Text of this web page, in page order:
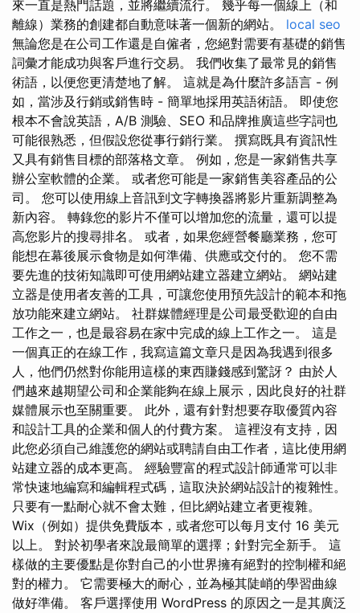
來一直是熱門話題，並將繼續流行。 幾乎每一個線上（和
離線）業務的創建都自動意味著一個新的網站。 local seo
無論您是在公司工作還是自僱者，您絕對需要有基礎的銷售
詞彙才能成功與客戶進行交易。 我們收集了最常見的銷售
術語，以便您更清楚地了解。 這就是為什麼許多語言 - 例
如，當涉及行銷或銷售時 - 簡單地採用英語術語。 即使您
根本不會說英語，A/B 測驗、SEO 和品牌推廣這些字詞也
可能很熟悉，但假設您從事行銷行業。 撰寫既具有資訊性
又具有銷售目標的部落格文章。 例如，您是一家銷售共享
辦公室軟體的企業。 或者您可能是一家銷售美容產品的公
司。 您可以使用線上音訊到文字轉換器將影片重新調整為
新內容。 轉錄您的影片不僅可以增加您的流量，還可以提
高您影片的搜尋排名。 或者，如果您經營餐廳業務，您可
能想在幕後展示食物是如何準備、供應或交付的。 您不需
要先進的技術知識即可使用網站建立器建立網站。 網站建
立器是使用者友善的工具，可讓您使用預先設計的範本和拖
放功能來建立網站。 社群媒體經理是公司最受歡迎的自由
工作之一，也是最容易在家中完成的線上工作之一。 這是
一個真正的在線工作，我寫這篇文章只是因為我遇到很多
人，他們仍然對你能用這樣的東西賺錢感到驚訝？ 由於人
們越來越期望公司和企業能夠在線上展示，因此良好的社群
媒體展示也至關重要。 此外，還有針對想要存取優質內容
和設計工具的企業和個人的付費方案。 這裡沒有支持，因
此您必須自己維護您的網站或聘請自由工作者，這比使用網
站建立器的成本更高。 經驗豐富的程式設計師通常可以非
常快速地編寫和編輯程式碼，這取決於網站設計的複雜性。
只要有一點耐心就不會太難，但比網站建立者更複雜。
Wix（例如）提供免費版本，或者您可以每月支付 16 美元
以上。 對於初學者來說最簡單的選擇；針對完全新手。 這
樣做的主要優點是你對自己的小世界擁有絕對的控制權和絕
對的權力。 它需要極大的耐心，並為極其陡峭的學習曲線
做好準備。 客戶選擇使用 WordPress 的原因之一是其廣泛